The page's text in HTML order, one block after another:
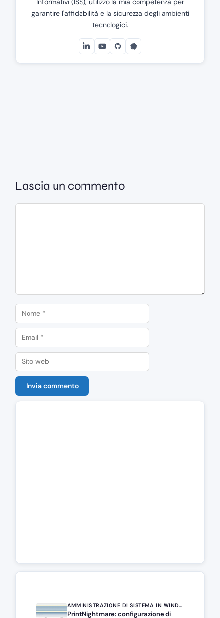
Informativi (ISS), utilizzo la mia competenza per
garantire l'affidabilità e la sicurezza degli ambienti
tecnologici.
Lascia un commento
Commento
Nome
Email
Sito
web
AMMINISTRAZIONE DI SISTEMA IN WINDOWS SERVER
PrintNightmare: configurazione di